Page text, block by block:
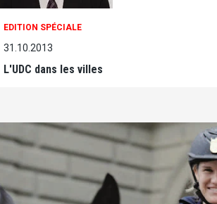
EDITION SPÉCIALE
31.10.2013
L'UDC dans les villes